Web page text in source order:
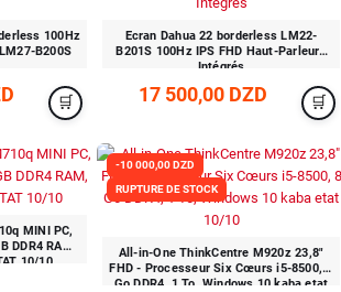
100Hz
B200S
Ecran Dahua 22 borderless LM22-
B201S 100Hz IPS FHD Haut-Parleurs
Intégrés
17 500,00 DZD
MINI PC,
DDR4 RAM,
10/10
-10 000,00 DZD
RUPTURE DE STOCK
All-in-One ThinkCentre M920z 23,8"
FHD - Processeur Six Cœurs i5-8500, 8
Go DDR4, 1 To, Windows 10 kaba etat